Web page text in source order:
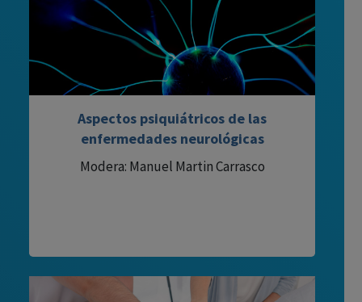
Aspectos psiquiátricos de las
enfermedades neurológicas
Modera: Manuel Martin Carrasco